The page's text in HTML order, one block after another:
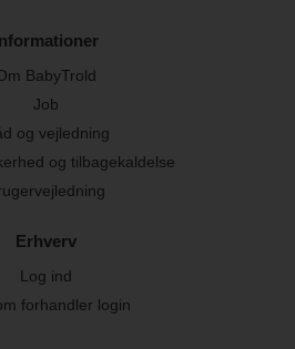
BabyTrold
Job
og vejledning
og tilbagekaldelse
Erhverv
Log ind
forhandler login